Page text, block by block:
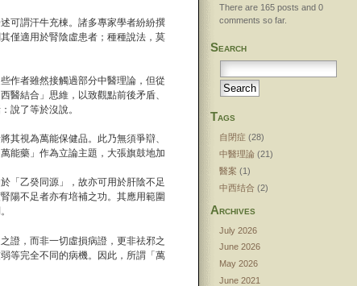
可謂汗牛充棟。諸多專家學者紛紛撰
僅適用於腎陰虛患者；種種說法，莫
作者雖然接觸過部分中醫理論，但從
醫結合」思維，以致觀點前後矛盾、
說了等於沒說。
其視為萬能保健品。此乃無須爭辯、
能藥」作為立論主題，大張旗鼓地加
「乙癸同源」，故亦可用於肝陰不足
陽不足者亦有培補之功。其應用範圍
證，而非一切虛損病證，更非祛邪之
等完全不同的病機。因此，所謂「萬
There are 165 posts and 0
comments so far.
Search
Tags
自閉症 (28)
中醫理論(21)
醫案 (1)
中西结合(2)
Archives
July 2026
June 2026
May 2026
June 2021